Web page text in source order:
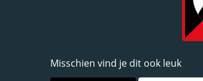
Misschien vind je dit ook leuk